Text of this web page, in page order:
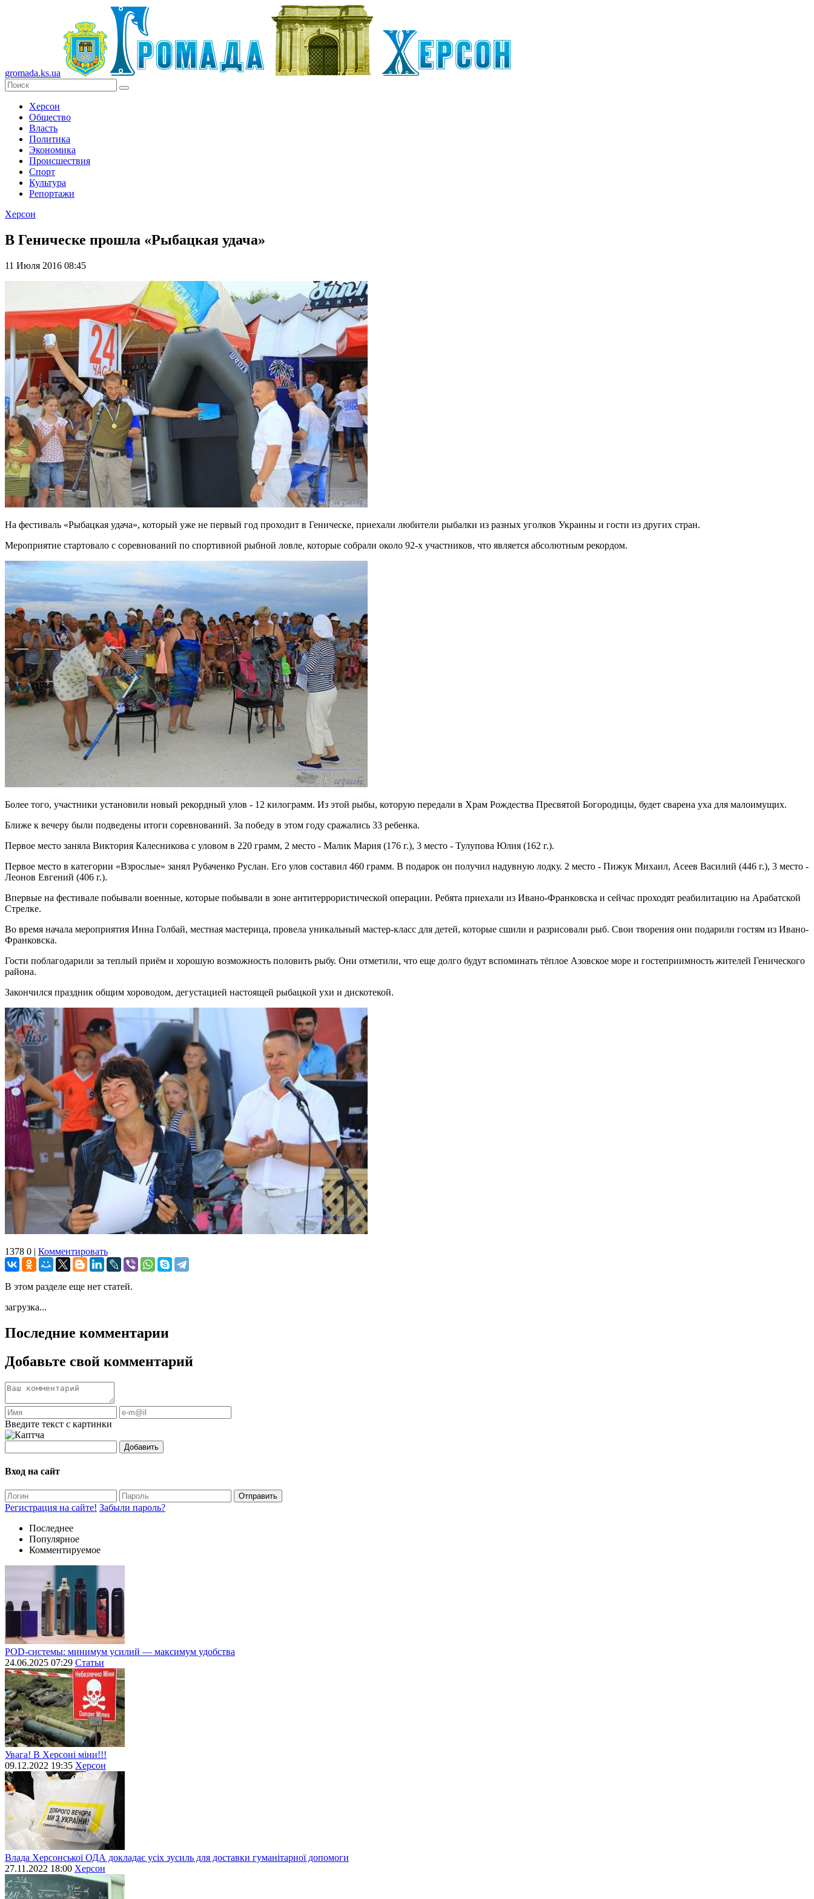
gromada.ks.ua
Херсон
Общество
Власть
Политика
Экономика
Происшествия
Спорт
Культура
Репортажи
Херсон
В Геническе прошла «Рыбацкая удача»
11 Июля 2016 08:45
На фестиваль «Рыбацкая удача», который уже не первый год проходит в Геническе, приехали любители рыбалки из разных уголков Украины и гости из других стран.
Мероприятие стартовало с соревнований по спортивной рыбной ловле, которые собрали около 92-х участников, что является абсолютным рекордом.
Более того, участники установили новый рекордный улов - 12 килограмм. Из этой рыбы, которую передали в Храм Рождества Пресвятой Богородицы, будет сварена уха для малоимущих.
Ближе к вечеру были подведены итоги соревнований. За победу в этом году сражались 33 ребенка.
Первое место заняла Виктория Калесникова с уловом в 220 грамм, 2 место - Малик Мария (176 г.), 3 место - Тулупова Юлия (162 г.).
Первое место в категории «Взрослые» занял Рубаченко Руслан. Его улов составил 460 грамм. В подарок он получил надувную лодку. 2 место - Пижук Михаил, Асеев Василий (446 г.), 3 место -
Леонов Евгений (406 г.).
Впервые на фестивале побывали военные, которые побывали в зоне антитеррористической операции. Ребята приехали из Ивано-Франковска и сейчас проходят реабилитацию на Арабатской
Стрелке.
Во время начала мероприятия Инна Голбай, местная мастерица, провела уникальный мастер-класс для детей, которые сшили и разрисовали рыб. Свои творения они подарили гостям из Ивано-
Франковска.
Гости поблагодарили за теплый приём и хорошую возможность половить рыбу. Они отметили, что еще долго будут вспоминать тёплое Азовское море и гостеприимность жителей Генического
района.
Закончился праздник общим хороводом, дегустацией настоящей рыбацкой ухи и дискотекой.
1378 0 | Комментировать
В этом разделе еще нет статей.
загрузка...
Последние комментарии
Добавьте свой комментарий
Введите текст с картинки
Добавить
Вход на сайт
Отправить
Регистрация на сайте! Забыли пароль?
Последнее
Популярное
Комментируемое
POD-системы: минимум усилий — максимум удобства
24.06.2025 07:29 Статьи
Увага! В Херсоні міни!!!
09.12.2022 19:35 Херсон
Влада Херсонської ОДА докладає усіх зусиль для доставки гуманітарної допомоги
27.11.2022 18:00 Херсон